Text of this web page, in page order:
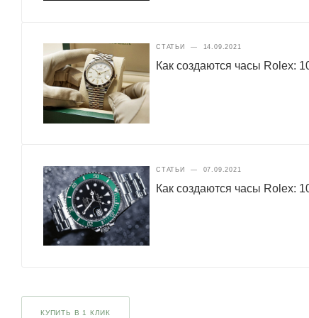
СТАТЬИ — 14.09.2021
Как создаются часы Rolex:
СТАТЬИ — 07.09.2021
Как создаются часы Rolex:
КУПИТЬ В 1 КЛИК